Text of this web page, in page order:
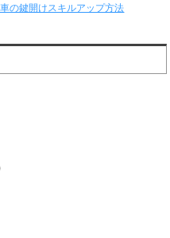
の鍵開けスキルアップ方法